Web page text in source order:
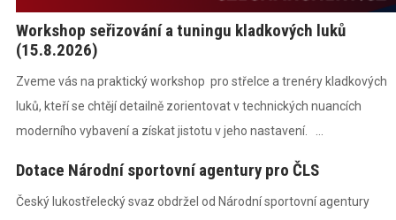
Workshop seřizování a tuningu kladkových luků
(15.8.2026)
Zveme vás na praktický workshop pro střelce a trenéry kladkových
luků, kteří se chtějí detailně zorientovat v technických nuancích
moderního vybavení a získat jistotu v jeho nastavení. ...
Dotace Národní sportovní agentury pro ČLS
Český lukostřelecký svaz obdržel od Národní sportovní agentury